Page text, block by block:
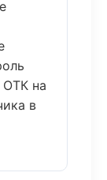
ОТК на
в